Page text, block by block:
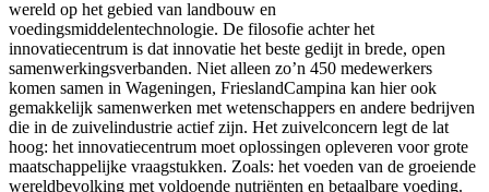
wereld op het gebied van landbouw en
voedingsmiddelentechnologie. De filosofie achter het
innovatiecentrum is dat innovatie het beste gedijt in brede, open
samenwerkingsverbanden. Niet alleen zo’n 450 medewerkers
komen samen in Wageningen, FrieslandCampina kan hier ook
gemakkelijk samenwerken met wetenschappers en andere bedrijven
die in de zuivelindustrie actief zijn. Het zuivelconcern legt de lat
hoog: het innovatiecentrum moet oplossingen opleveren voor grote
maatschappelijke vraagstukken. Zoals: het voeden van de groeiende
wereldbevolking met voldoende nutriënten en betaalbare voeding.